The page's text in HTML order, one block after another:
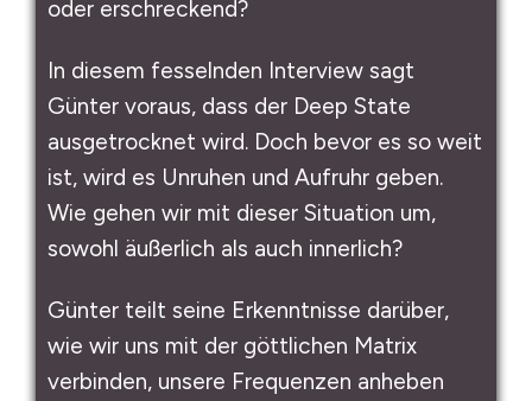
oder erschreckend?
In diesem fesselnden Interview sagt
Günter voraus, dass der Deep State
ausgetrocknet wird. Doch bevor es so weit
ist, wird es Unruhen und Aufruhr geben.
Wie gehen wir mit dieser Situation um,
sowohl äußerlich als auch innerlich?
Günter teilt seine Erkenntnisse darüber,
wie wir uns mit der göttlichen Matrix
verbinden, unsere Frequenzen anheben